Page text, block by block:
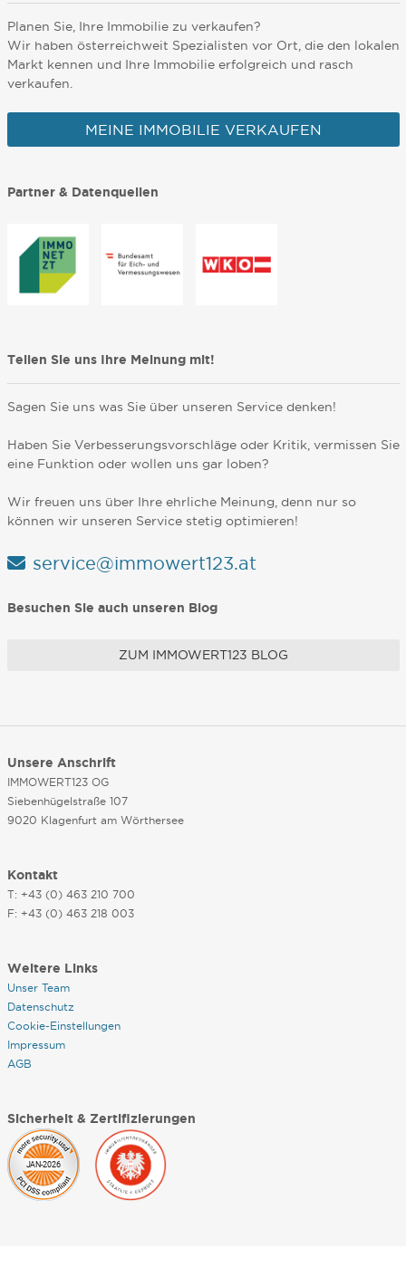
Planen Sie, Ihre Immobilie zu verkaufen?
Wir haben österreichweit Spezialisten vor Ort, die den lokalen
Markt kennen und Ihre Immobilie erfolgreich und rasch
verkaufen.
MEINE IMMOBILIE VERKAUFEN
Partner & Datenquellen
Teilen Sie uns Ihre Meinung mit!
Sagen Sie uns was Sie über unseren Service denken!
Haben Sie Verbesserungsvorschläge oder Kritik, vermissen Sie
eine Funktion oder wollen uns gar loben?
Wir freuen uns über Ihre ehrliche Meinung, denn nur so
können wir unseren Service stetig optimieren!
service@immowert123.at
Besuchen Sie auch unseren Blog
ZUM IMMOWERT123 BLOG
Unsere Anschrift
IMMOWERT123 OG
Siebenhügelstraße 107
9020 Klagenfurt am Wörthersee
Kontakt
T: +43 (0) 463 210 700
F: +43 (0) 463 218 003
Weitere Links
Unser Team
Datenschutz
Cookie-Einstellungen
Impressum
AGB
Sicherheit & Zertifizierungen